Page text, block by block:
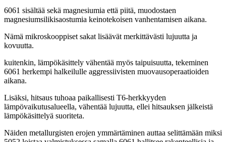
6061 sisältää sekä magnesiumia että piitä, muodostaen
magnesiumsilikisaostumia keinotekoisen vanhentamisen aikana.
Nämä mikroskooppiset sakat lisäävät merkittävästi lujuutta ja
kovuutta.
kuitenkin, lämpökäsittely vähentää myös taipuisuutta, tekeminen
6061 herkempi halkeilulle aggressiivisten muovausoperaatioiden
aikana.
Lisäksi, hitsaus tuhoaa paikallisesti T6-herkkyyden
lämpövaikutusalueella, vähentää lujuutta, ellei hitsauksen jälkeistä
lämpökäsittelyä suoriteta.
Näiden metallurgisten erojen ymmärtäminen auttaa selittämään miksi